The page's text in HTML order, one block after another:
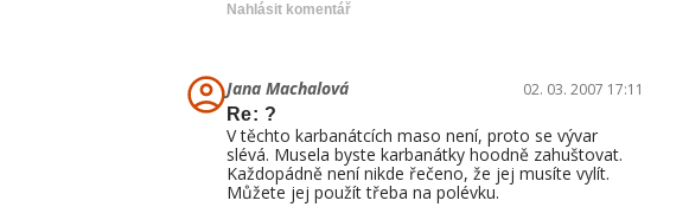
Nahlásit komentář
Jana Machalová
02. 03. 2007 17:11
Re: ?
V těchto karbanátcích maso není, proto se vývar
slévá. Musela byste karbanátky hoodně zahuštovat.
Každopádně není nikde řečeno, že jej musíte vylít.
Můžete jej použít třeba na polévku.